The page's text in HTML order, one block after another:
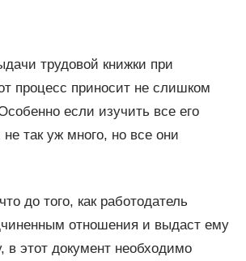
трудовой книжки при
процесс приносит не слишком
если изучить все его
так уж много, но все они
до того, как работодатель
отношения и выдаст ему
в этот документ необходимо